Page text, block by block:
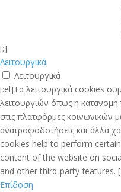
[:]
Λειτουργικά
Λειτουργικά
[:el]Τα λειτουργικά cookies
λειτουργιών όπως η κατανομή
στις πλατφόρμες
ανατροφοδοτήσεις και άλλα
cookies help to perform
content of the website on
and other third-party features.
Επίδοση